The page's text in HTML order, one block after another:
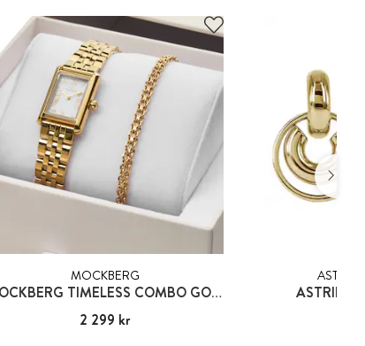
MOCKBERG
MOCKBERG TIMELESS COMBO GOLD
Pris :2 299 kr
2 299 kr
ASTRID
ASTRID &